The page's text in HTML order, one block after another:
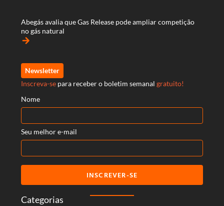
Categorias
Abegás avalia que Gas Release pode ampliar competição
no gás natural
arrow_forward
Newsletter
Inscreva-se para receber o boletim semanal gratuito!
Nome
Seu melhor e-mail
INSCREVER-SE